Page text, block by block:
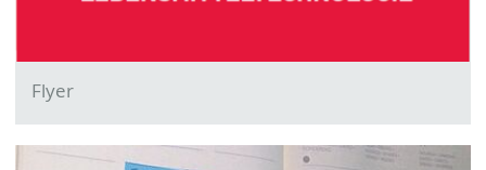
Flyer